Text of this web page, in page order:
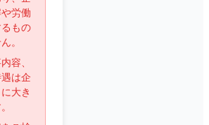
労働
もの
。
容、
は企
大き